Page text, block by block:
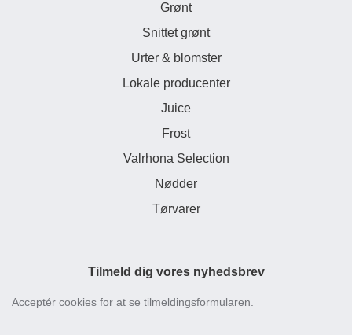
Grønt
Snittet grønt
Urter & blomster
Lokale producenter
Juice
Frost
Valrhona Selection
Nødder
Tørvarer
Tilmeld dig vores nyhedsbrev
Acceptér cookies for at se tilmeldingsformularen.